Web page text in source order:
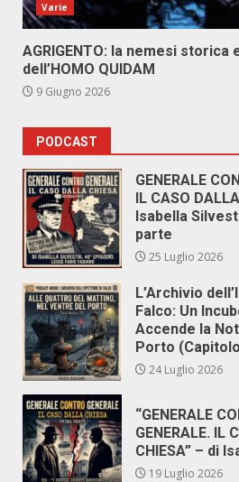
Varie
AGRIGENTO: la nemesi
dell’HOMO QUIDAM
9 Giugno 2026
PODCAST
GENERALE
IL CASO
Isabella
parte
25 Luglio 2026
L’Archivio
Falco: Un
Accende la
Porto
24 Luglio 2026
“GENERALE
GENERALE. IL
CHIESA” – di
19 Luglio 2026